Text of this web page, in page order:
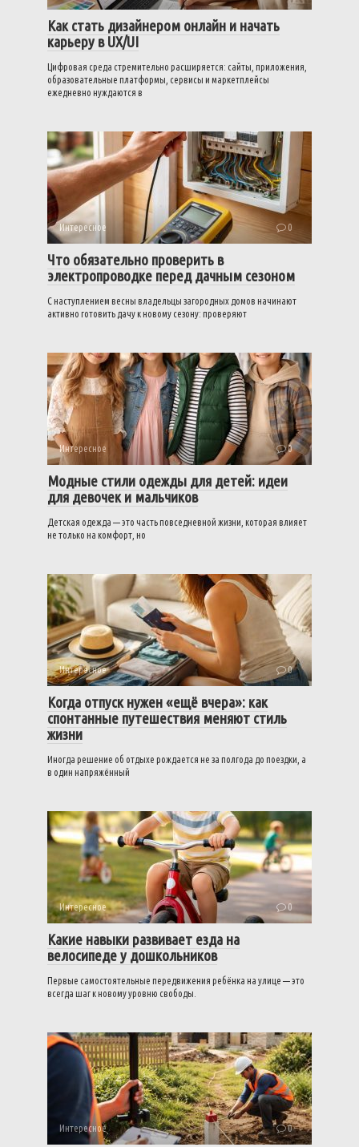
Как стать дизайнером онлайн и начать
карьеру в UX/UI
Цифровая среда стремительно расширяется: сайты, приложения,
образовательные платформы, сервисы и маркетплейсы
ежедневно нуждаются в
Интересное 0
Что обязательно проверить в
электропроводке перед дачным сезоном
С наступлением весны владельцы загородных домов начинают
активно готовить дачу к новому сезону: проверяют
Интересное 0
Модные стили одежды для детей: идеи
для девочек и мальчиков
Детская одежда — это часть повседневной жизни, которая влияет
не только на комфорт, но
Интересное 0
Когда отпуск нужен «ещё вчера»: как
спонтанные путешествия меняют стиль
жизни
Иногда решение об отдыхе рождается не за полгода до поездки, а
в один напряжённый
Интересное 0
Какие навыки развивает езда на
велосипеде у дошкольников
Первые самостоятельные передвижения ребёнка на улице — это
всегда шаг к новому уровню свободы.
Интересное 0